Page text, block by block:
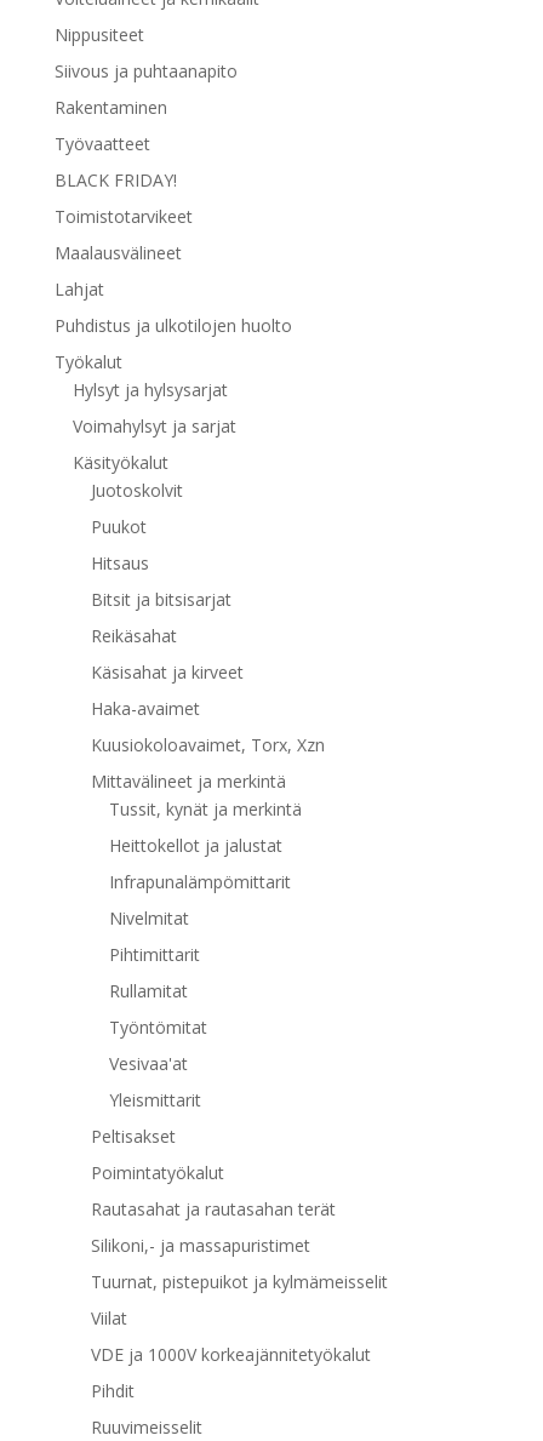
Nippusiteet
Siivous ja puhtaanapito
Rakentaminen
Työvaatteet
BLACK FRIDAY!
Toimistotarvikeet
Maalausvälineet
Lahjat
Puhdistus ja ulkotilojen huolto
Työkalut
Hylsyt ja hylsysarjat
Voimahylsyt ja sarjat
Käsityökalut
Juotoskolvit
Puukot
Hitsaus
Bitsit ja bitsisarjat
Reikäsahat
Käsisahat ja kirveet
Haka-avaimet
Kuusiokoloavaimet, Torx, Xzn
Mittavälineet ja merkintä
Tussit, kynät ja merkintä
Heittokellot ja jalustat
Infrapunalämpömittarit
Nivelmitat
Pihtimittarit
Rullamitat
Työntömitat
Vesivaa'at
Yleismittarit
Peltisakset
Poimintatyökalut
Rautasahat ja rautasahan terät
Silikoni,- ja massapuristimet
Tuurnat, pistepuikot ja kylmämeisselit
Viilat
VDE ja 1000V korkeajännitetyökalut
Pihdit
Ruuvimeisselit